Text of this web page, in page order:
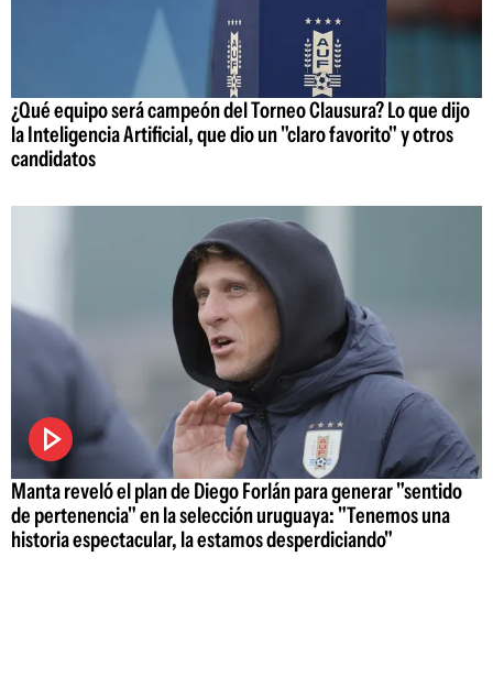
¿Qué equipo será campeón del Torneo Clausura? Lo que dijo
la Inteligencia Artificial, que dio un "claro favorito" y otros
candidatos
Manta reveló el plan de Diego Forlán para generar "sentido
de pertenencia" en la selección uruguaya: "Tenemos una
historia espectacular, la estamos desperdiciando"